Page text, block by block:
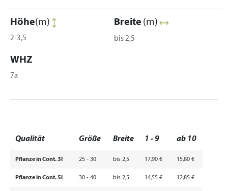
Höhe(m)
2-3,5
Breite (m)
bis 2,5
WHZ
7a
Qualität Größe Breite 1 - 9 ab 10
Pflanze in Cont. 3l 25 - 30 bis 2,5 17,90 € 15,80 €
Pflanze in Cont. 5l 30 - 40 bis 2,5 14,55 € 12,85 €